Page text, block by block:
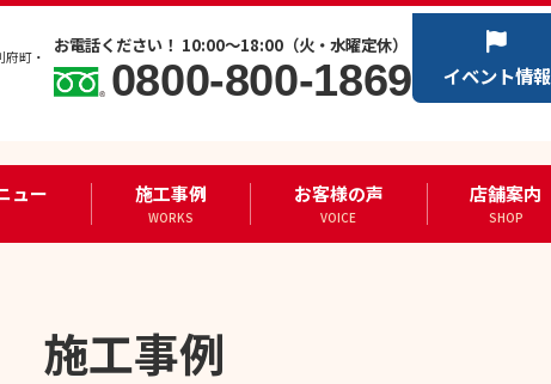
町・
お電話ください！ 10:00～18:00（火・水曜定休）
0800-800-1869 イベント情報
ュー 施工事例
WORKS
お客様の声
VOICE
店舗案内
SHOP
施工事例